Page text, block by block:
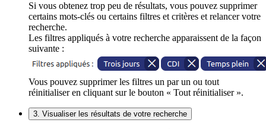
Si vous obtenez trop peu de résultats, vous pouvez supprimer
certains mots-clés ou certains filtres et critères et relancer votre
recherche.
Les filtres appliqués à votre recherche apparaissent de la façon
suivante :
Vous pouvez supprimer les filtres un par un ou tout
réinitialiser en cliquant sur le bouton « Tout réinitialiser ».
3. Visualiser les résultats de votre recherche